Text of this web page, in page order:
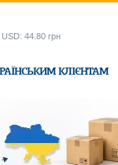
КЛІЄНТАМ
USD: 44.80 грн